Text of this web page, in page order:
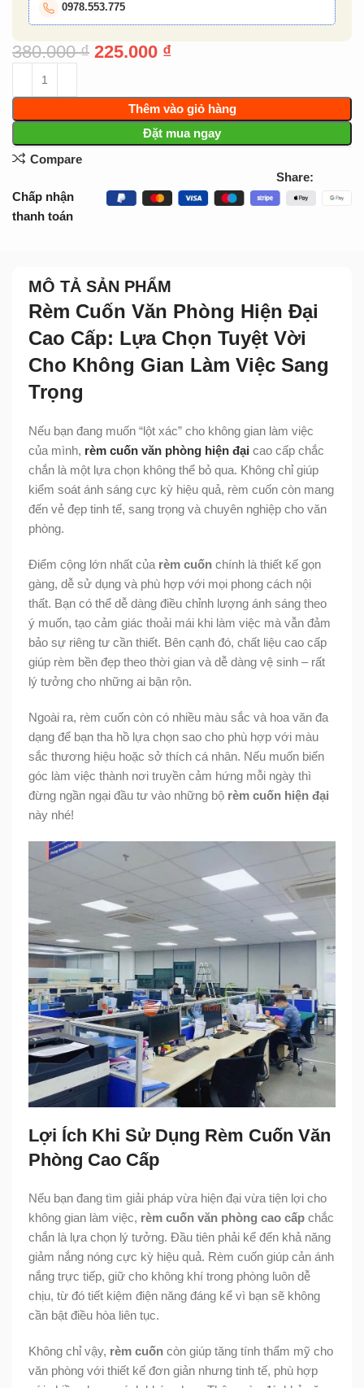
0978.553.775
380.000₫ 225.000 ₫
Thêm vào giỏ hàng
Đặt mua ngay
Compare
Share:
Chấp nhận
thanh toán
MÔ TẢ SẢN PHẨM
Rèm Cuốn Văn Phòng Hiện Đại
Cao Cấp: Lựa Chọn Tuyệt Vời
Cho Không Gian Làm Việc Sang
Trọng
Nếu bạn đang muốn “lột xác” cho không gian làm việc
của mình, rèm cuốn văn phòng hiện đại cao cấp chắc
chắn là một lựa chọn không thể bỏ qua. Không chỉ giúp
kiểm soát ánh sáng cực kỳ hiệu quả, rèm cuốn còn mang
đến vẻ đẹp tinh tế, sang trọng và chuyên nghiệp cho văn
phòng.
Điểm cộng lớn nhất của rèm cuốn chính là thiết kế gọn
gàng, dễ sử dụng và phù hợp với mọi phong cách nội
thất. Bạn có thể dễ dàng điều chỉnh lượng ánh sáng theo
ý muốn, tạo cảm giác thoải mái khi làm việc mà vẫn đảm
bảo sự riêng tư cần thiết. Bên cạnh đó, chất liệu cao cấp
giúp rèm bền đẹp theo thời gian và dễ dàng vệ sinh – rất
lý tưởng cho những ai bận rộn.
Ngoài ra, rèm cuốn còn có nhiều màu sắc và hoa văn đa
dạng để bạn tha hồ lựa chọn sao cho phù hợp với màu
sắc thương hiệu hoặc sở thích cá nhân. Nếu muốn biến
góc làm việc thành nơi truyền cảm hứng mỗi ngày thì
đừng ngần ngại đầu tư vào những bộ rèm cuốn hiện đại
này nhé!
Lợi Ích Khi Sử Dụng Rèm Cuốn Văn
Phòng Cao Cấp
Nếu bạn đang tìm giải pháp vừa hiện đại vừa tiện lợi cho
không gian làm việc, rèm cuốn văn phòng cao cấp chắc
chắn là lựa chọn lý tưởng. Đầu tiên phải kể đến khả năng
giảm nắng nóng cực kỳ hiệu quả. Rèm cuốn giúp cản ánh
nắng trực tiếp, giữ cho không khí trong phòng luôn dễ
chịu, từ đó tiết kiệm điện năng đáng kể vì bạn sẽ không
cần bật điều hòa liên tục.
Không chỉ vậy, rèm cuốn còn giúp tăng tính thẩm mỹ cho
văn phòng với thiết kế đơn giản nhưng tinh tế, phù hợp